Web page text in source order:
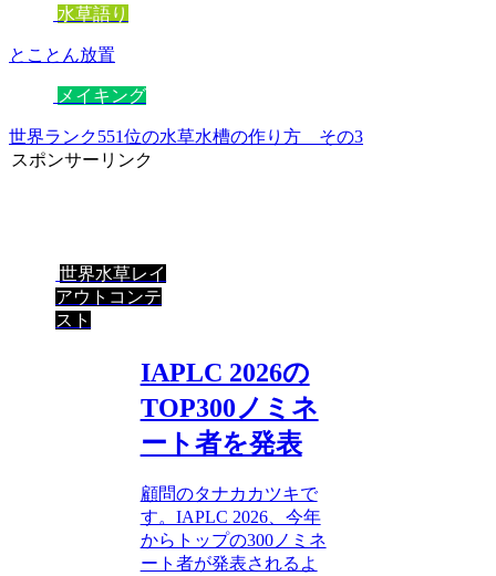
水草語り
とことん放置
メイキング
世界ランク551位の水草水槽の作り方 その3
スポンサーリンク
世界水草レイ
アウトコンテ
スト
IAPLC 2026の
TOP300ノミネ
ート者を発表
顧問のタナカカツキで
す。IAPLC 2026、今年
からトップの300ノミネ
ート者が発表されるよ